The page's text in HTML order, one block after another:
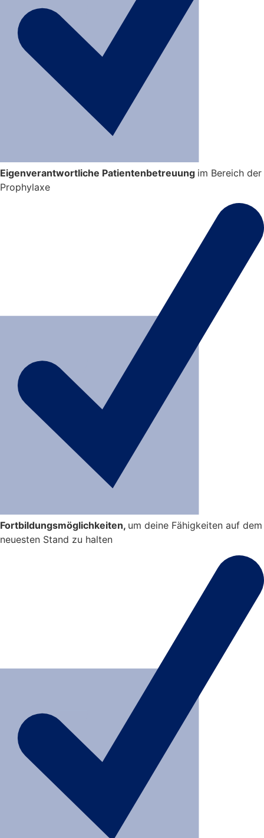
Eigenverantwortliche Patientenbetreuung im Bereich der
Prophylaxe
Fortbildungsmöglichkeiten, um deine Fähigkeiten auf dem
neuesten Stand zu halten